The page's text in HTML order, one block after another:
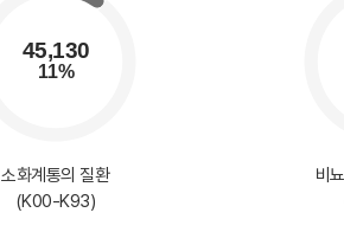
소화계통의 질환
(K00-K93)
비